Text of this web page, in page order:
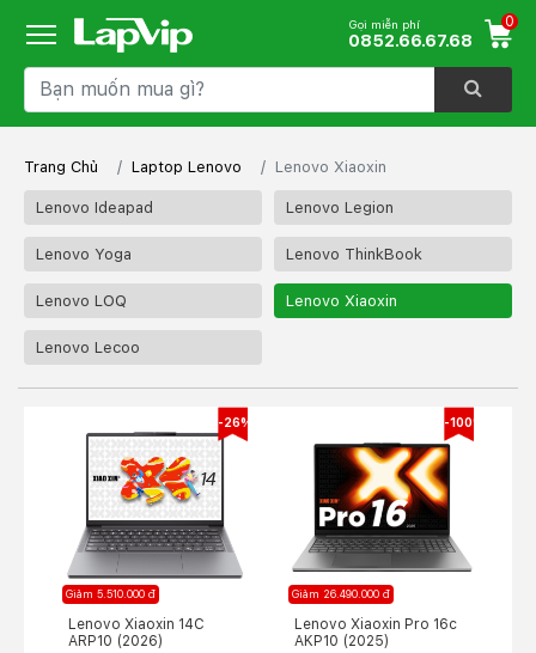
Gọi miễn phí
0852.66.67.68
0
Trang Chủ Laptop Lenovo Lenovo Xiaoxin
Lenovo Ideapad Lenovo Legion
Lenovo Yoga Lenovo ThinkBook
Lenovo LOQ Lenovo Xiaoxin
Lenovo Lecoo
Giảm 5.510.000 đ
-26%
Lenovo Xiaoxin 14C
ARP10 (2026)
Giảm 26.490.000 đ
-100%
Lenovo Xiaoxin Pro 16c
AKP10 (2025)